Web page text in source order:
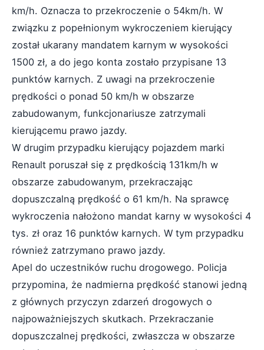
km/h. Oznacza to przekroczenie o 54km/h. W
związku z popełnionym wykroczeniem kierujący
został ukarany mandatem karnym w wysokości
1500 zł, a do jego konta zostało przypisane 13
punktów karnych. Z uwagi na przekroczenie
prędkości o ponad 50 km/h w obszarze
zabudowanym, funkcjonariusze zatrzymali
kierującemu prawo jazdy.
W drugim przypadku kierujący pojazdem marki
Renault poruszał się z prędkością 131km/h w
obszarze zabudowanym, przekraczając
dopuszczalną prędkość o 61 km/h. Na sprawcę
wykroczenia nałożono mandat karny w wysokości 4
tys. zł oraz 16 punktów karnych. W tym przypadku
również zatrzymano prawo jazdy.
Apel do uczestników ruchu drogowego. Policja
przypomina, że nadmierna prędkość stanowi jedną
z głównych przyczyn zdarzeń drogowych o
najpoważniejszych skutkach. Przekraczanie
dopuszczalnej prędkości, zwłaszcza w obszarze